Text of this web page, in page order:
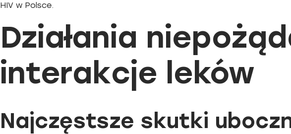
HIV w Polsce.
Działania
interakcje leków
Najczęstsze skutki